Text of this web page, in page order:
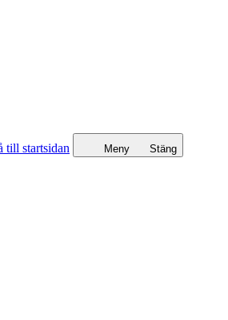
till startsidan Meny Stäng